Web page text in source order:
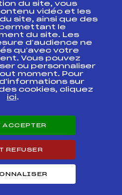
fédéral
Formation, Suivi
du site, vous
vidéo et les
site, ainsi que des
le
du site. Les
d’audience ne
qu’avec votre
Vous pouvez
ou personnaliser
moment. Pour
sur
cookies, cliquez
ici.
ACCEPTER
REFUSER